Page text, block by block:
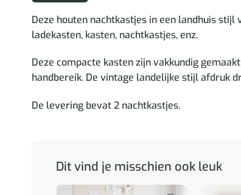
Deze houten nachtkastjes in een landhuis
ladekasten, kasten, nachtkastjes, enz.
Deze compacte kasten zijn vakkundig
handbereik. De vintage landelijke stijl afdruk
De levering bevat 2 nachtkastjes.
Dit vind je misschien ook leuk